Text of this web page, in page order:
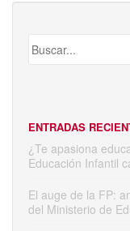
ENTRADAS
¿Te apasiona
Educación Infantil
El auge de la FP:
del Ministerio de